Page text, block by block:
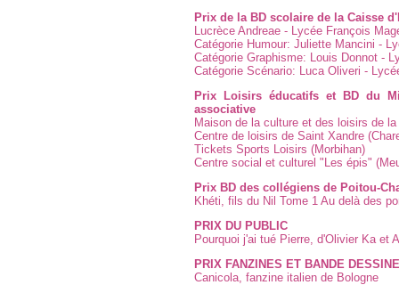
Prix de la BD scolaire de la Caisse
Lucrèce Andreae - Lycée François
Catégorie Humour: Juliette Mancini -
Catégorie Graphisme: Louis Donnot -
Catégorie Scénario: Luca Oliveri -
Prix Loisirs éducatifs et BD du
associative
Maison de la culture et des loisirs de
Centre de loisirs de Saint Xandre
Tickets Sports Loisirs (Morbihan)
Centre social et culturel "Les épis"
Prix BD des collégiens de Poitou-
Khéti, fils du Nil Tome 1 Au delà des
PRIX DU PUBLIC
Pourquoi j'ai tué Pierre, d'Olivier Ka et
PRIX FANZINES ET BANDE
Canicola, fanzine italien de Bologne